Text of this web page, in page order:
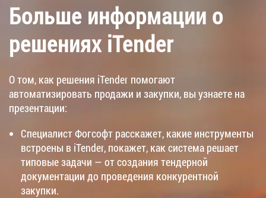
Больше информации о
решениях iTender
О том, как решения iTender помогают
автоматизировать продажи и закупки, вы узнаете на
презентации:
Специалист Фогсофт расскажет, какие инструменты
встроены в iTender, покажет, как система решает
типовые задачи — от создания тендерной
документации до проведения конкурентной
закупки.